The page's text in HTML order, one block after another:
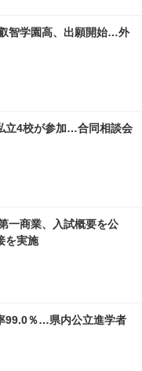
智学園高、出願開始…外
立4校が参加…合同相談会
一商業、入試概要を公
を実施
99.0％…県内公立進学者